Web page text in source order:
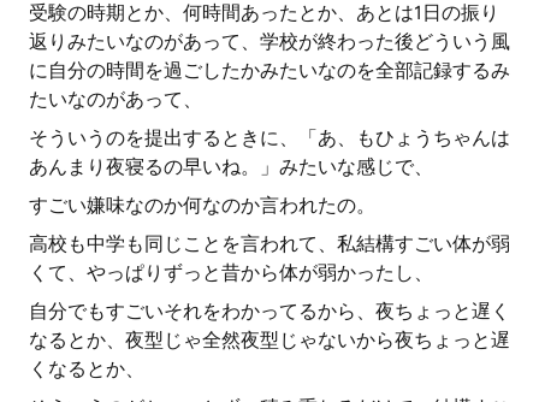
受験の時期とか、何時間あったとか、あとは1日の振り
返りみたいなのがあって、学校が終わった後どういう風
に自分の時間を過ごしたかみたいなのを全部記録するみ
たいなのがあって、
そういうのを提出するときに、「あ、もひょうちゃんは
あんまり夜寝るの早いね。」みたいな感じで、
すごい嫌味なのか何なのか言われたの。
高校も中学も同じことを言われて、私結構すごい体が弱
くて、やっぱりずっと昔から体が弱かったし、
自分でもすごいそれをわかってるから、夜ちょっと遅く
なるとか、夜型じゃ全然夜型じゃないから夜ちょっと遅
くなるとか、